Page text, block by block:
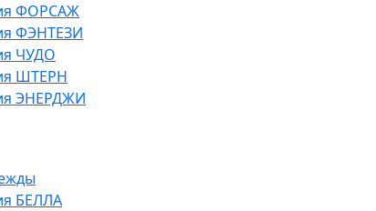
ФОРСАЖ
ФЭНТЕЗИ
ЧУДО
ШТЕРН
ЭНЕРДЖИ
БЕЛЛА